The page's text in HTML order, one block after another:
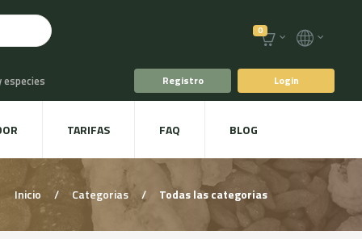
0
especies
y Setas
Registro Login
TARIFAS FAQ BLOG
Inicio / Categorias / Todas las categorias